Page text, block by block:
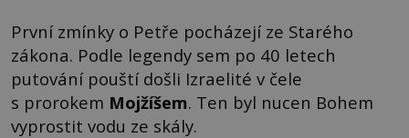
První zmínky o Petře pocházejí ze Starého
zákona. Podle legendy sem po 40 letech
putování pouští došli Izraelité v čele
s prorokem Mojžíšem. Ten byl nucen Bohem
vyprostit vodu ze skály.